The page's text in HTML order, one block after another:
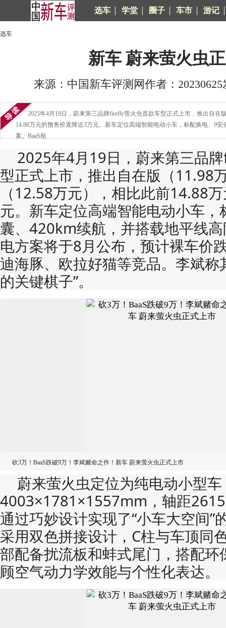
选车 学堂 圈子 车市 游记
选车
新车 蔚来萤火虫
来源：中国新车评测网作者：20230625
2025年4月19日，蔚来第三品牌firefly萤火虫首款车型正式上市，推出​​自在
14.88万元的预售价直降近3万元。新车定位高端智能电动小车，​​标配换电、9
案。​​BaaS租
2025年4月19日，蔚来第三品
型正式上市，推出​​自在版（11.98
（12.58万元）​​，相比此前14.88
元。新车定位高端智能电动小车
囊、420km续航​​，并搭载地平线
电方案将于8月公布，预计裸车价
迪海豚、欧拉好猫等竞品。李斌称
的关键棋子”。
砍3万！BaaS跌破9万！李斌赌命之作！新车 蔚来萤火虫正式上市
蔚来萤火虫定位为纯电动小型
4003×1781×1557mm​​，轴距​​
通过巧妙设计实现了“小车大空间”
采用双色拼接设计，C柱与车顶同
部配备扰流板和蚌式尾门，搭配
顾空气动力学效能与个性化表达。